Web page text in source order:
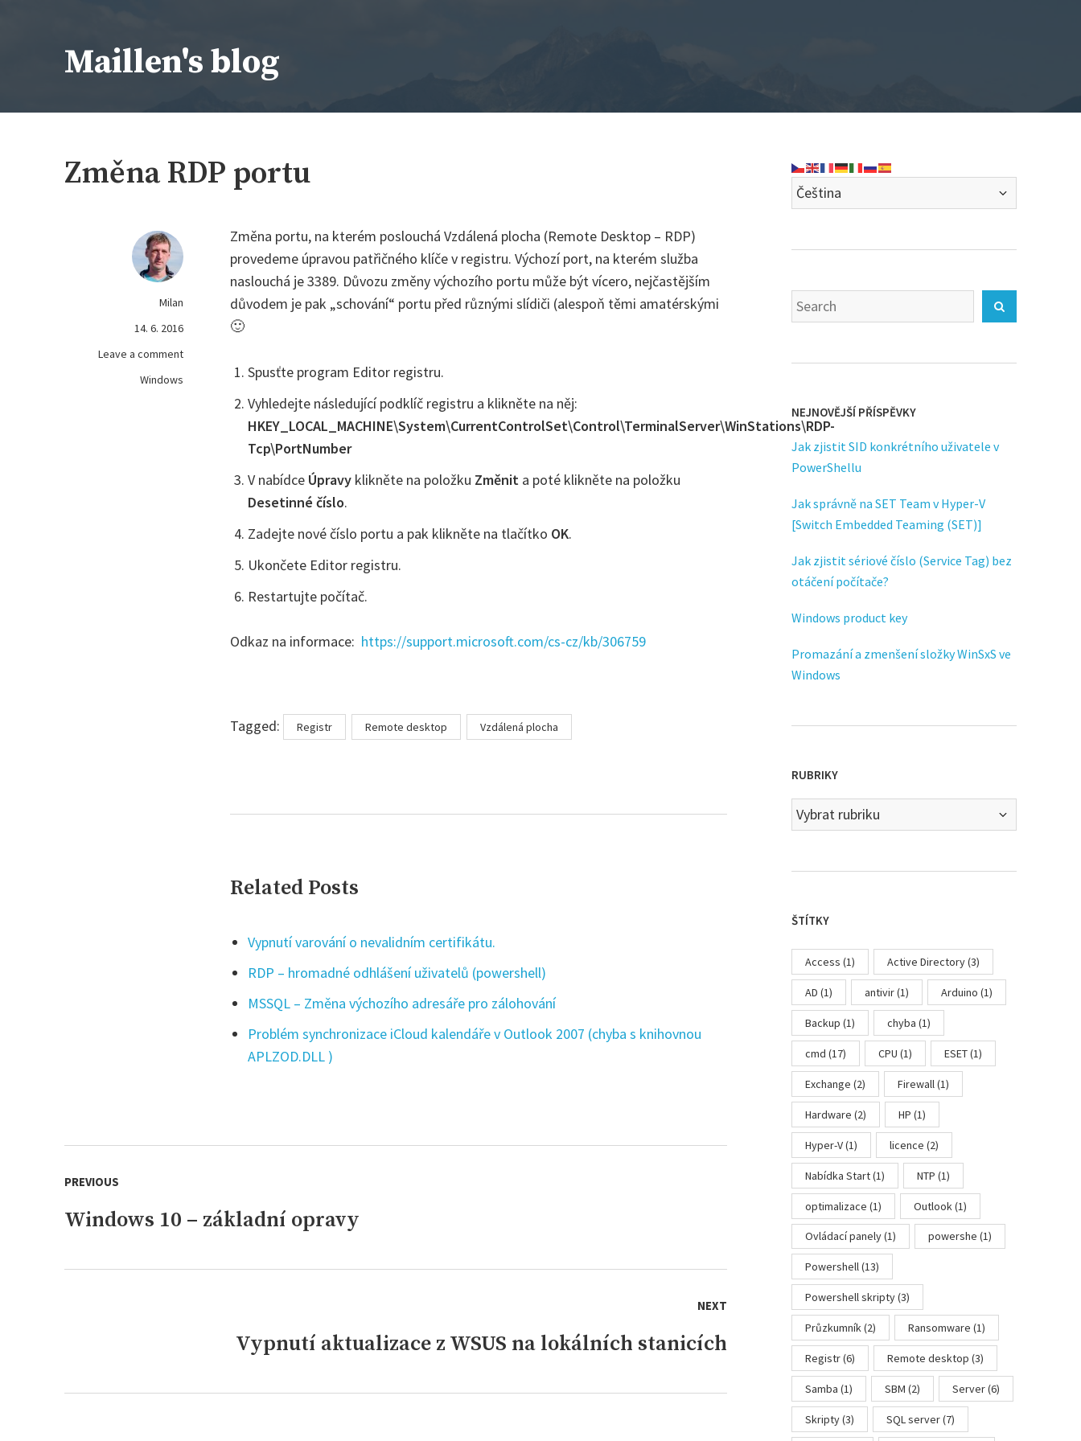
Maillen's blog
Změna RDP portu
Milan
14. 6. 2016
Leave a commenton
Windows
Změna portu, na kterém poslouchá Vzdálená plocha (Remote Desktop – RDP)
provedeme úpravou patřičného klíče v registru. Výchozí port, na kterém služba
naslouchá je 3389. Důvozu změny výchozího portu může být vícero, nejčastějším
důvodem je pak „schování“ portu před různými slídiči (alespoň těmi amatérskými
🙂
Spusťte program Editor registru.
Vyhledejte následující podklíč registru a klikněte na něj:
HKEY_LOCAL_MACHINE\System\CurrentControlSet\Control\TerminalServer\WinStations\RDP-
Tcp\PortNumber
V nabídce Úpravy klikněte na položku Změnit a poté klikněte na položku
Desetinné číslo.
Zadejte nové číslo portu a pak klikněte na tlačítko OK.
Ukončete Editor registru.
Restartujte počítač.
Odkaz na informace: https://support.microsoft.com/cs-cz/kb/306759
Tagged: TagsRegistr Remote desktop Vzdálená plocha
Related Posts
Vypnutí varování o nevalidním certifikátu.
RDP – hromadné odhlášení uživatelů (powershell)
MSSQL – Změna výchozího adresáře pro zálohování
Problém synchronizace iCloud kalendáře v Outlook 2007 (chyba s knihovnou
APLZOD.DLL )
pro
příspěvek
PREVIOUS
Previous
Windows 10 – základní opravy
NEXT
Vypnutí aktualizace z WSUS na lokálních stanicích
Search
for:
NEJNOVĚJŠÍ PŘÍSPĚVKY
Jak zjistit SID konkrétního uživatele v
PowerShellu
Jak správně na SET Team v Hyper-V
[Switch Embedded Teaming (SET)]
Jak zjistit sériové číslo (Service Tag) bez
otáčení počítače?
Windows product key
Promazání a zmenšení složky WinSxS ve
Windows
RUBRIKY
Rubriky
ŠTÍTKY
Access (1) Active Directory(3)
AD (1) antivir(1) Arduino (1)
Backup (1) chyba (1)
cmd (17) CPU (1) ESET(1)
Exchange (2) Firewall(1)
Hardware (2) HP (1)
Hyper-V(1) licence (2)
Nabídka Start(1) NTP (1)
optimalizace (1) Outlook (1)
Ovládací panely(1) powershe (1)
Powershell(13)
Powershell skripty(3)
Průzkumník(2) Ransomware (1)
Registr(6) Remote desktop (3)
Samba (1) SBM (2) Server(6)
Skripty(3) SQL server(7)